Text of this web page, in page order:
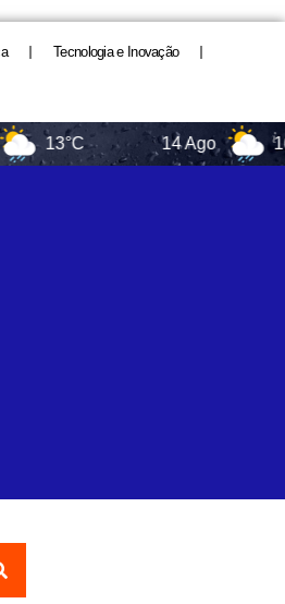
Tecnologia e Inovação
14 Ago 16°C